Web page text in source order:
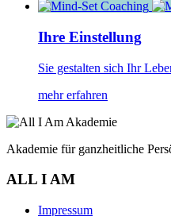
Ihre Einstellung
Sie gestalten sich Ihr
mehr erfahren
Akademie für ganzheitliche
ALL I AM
Impressum